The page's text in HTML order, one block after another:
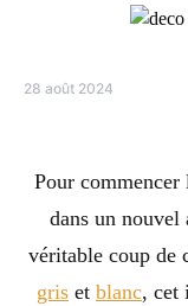
28 août 2024
Pour commencer
dans un nouvel
véritable coup de
gris et blanc, cet